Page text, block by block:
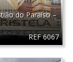
REF 6067
do Paraíso–